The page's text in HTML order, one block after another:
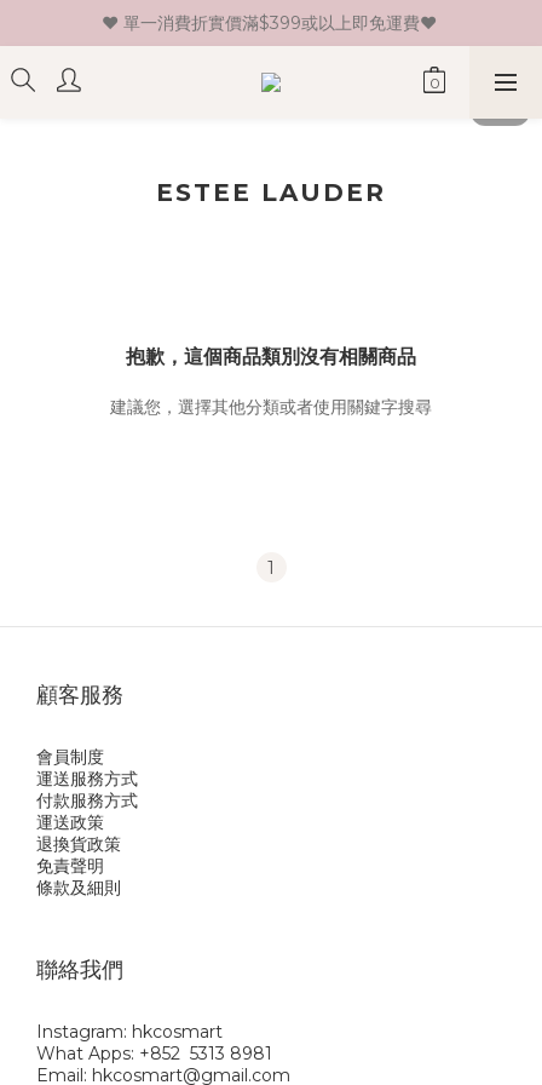
♥ 新會員登記即送HK$30 現金卷♥
♥ 單一消費折實價滿$399或以上即免運費♥
♥ 新會員登記即送HK$30 現金卷♥
ESTEE LAUDER
抱歉，這個商品類別沒有相關商品
建議您，選擇其他分類或者使用關鍵字搜尋
1
顧客服務
會員制度
運送服務方式
付款服務方式
運送政策
退換貨政策
免責聲明
條款及細則
聯絡我們
Instagram: hkcosmart
What Apps: +852 5313 8981
Email: hkcosmart@gmail.com